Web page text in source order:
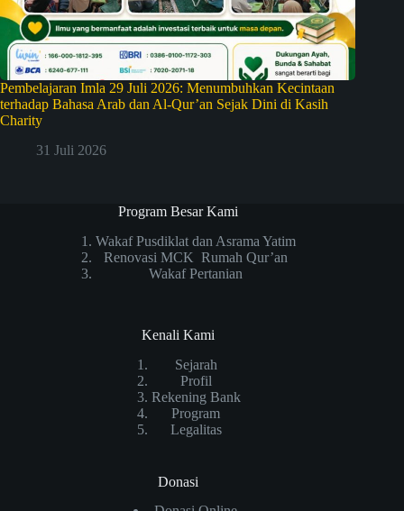
Pembelajaran Imla 29 Juli 2026: Menumbuhkan Kecintaan
terhadap Bahasa Arab dan Al-Qur’an Sejak Dini di Kasih
Charity
31 Juli 2026
Program Besar Kami
Wakaf Pusdiklat dan Asrama Yatim
Renovasi MCK Rumah Qur’an
Wakaf Pertanian
Kenali Kami
Sejarah
Profil
Rekening Bank
Program
Legalitas
Donasi